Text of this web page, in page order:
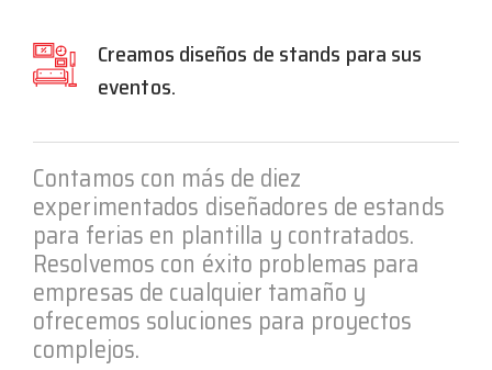
Creamos diseños de stands para sus
eventos.
Contamos con más de diez
experimentados diseñadores de estands
para ferias en plantilla y contratados.
Resolvemos con éxito problemas para
empresas de cualquier tamaño y
ofrecemos soluciones para proyectos
complejos.